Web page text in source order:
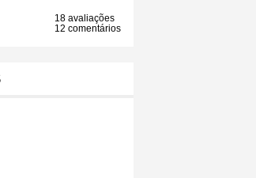
18 avaliações
12 comentários